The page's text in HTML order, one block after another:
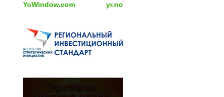
YoWindow.com yr.no